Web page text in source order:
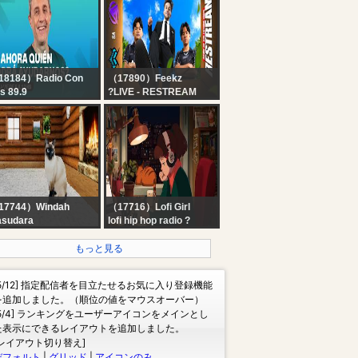
2026世界大会【奇声と
奇想の祭典】
18184）Radio Con
89.9
CON VOS En
? | ¿Y AHORA
PODRA
con
（17890）Feekz
?LIVE - RESTREAM
GAME OF FUTURE ,
HALA VAMOS !
17744）Windah
KUCING
INI NAMUN HAL
CARE OF THE
（17716）Lofi Girl
lofi hip hop radio ?
もっと見る
12] 指定配信者を目立たせるお気に入り登録機能
追加しました。（順位の値をマウスオーバー）
4] ランキングをユーザーアイコンをメインとし
表示にできるレイアウトを追加しました。
イアウト切り替え]